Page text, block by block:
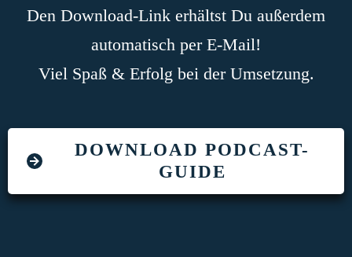
Den Download-Link erhältst Du außerdem
automatisch per E-Mail!
Viel Spaß & Erfolg bei der Umsetzung.
DOWNLOAD PODCAST-
GUIDE